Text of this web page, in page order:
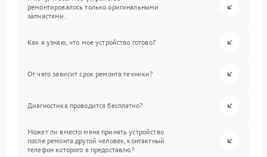
ремонтировалось только оригинальными
запчастями.
Как я узнаю, что мое устройство готово?
От чего зависит срок ремонта техники?
Диагностика проводится бесплатно?
Может ли вместо меня принять устройство
после ремонта другой человек, контактный
телефон которого я предоставлю?